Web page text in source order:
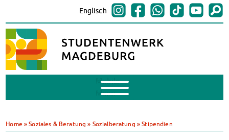
Englisch
Mobile
Menu
BAföG beantragen
BAföG-FAQs
Home »Soziales & Beratung » Sozialberatung »Stipendien